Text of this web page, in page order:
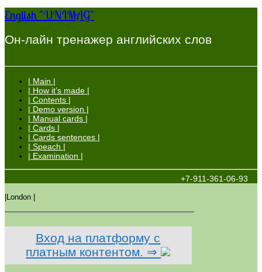
English "UNIMAG"
Он-лайн тренажер английских слов
| Main |
| How it’s made |
| Contents |
| Demo version |
| Manual cards |
| Cards |
| Cards sentences |
| Speach |
| Examination |
+7-911-361-06-93
|London |
Вход на платформу с
платным контентом. ⇒